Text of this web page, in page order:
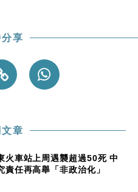
分享
章
火車站上周遇襲超過50死 中
責任再高舉「非政治化」